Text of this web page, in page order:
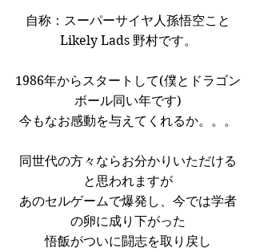
自称：スーパーサイヤ人孫悟空こと
Likely Lads 野村です。
1986年からスタートして(僕とドラゴン
ボール同い年です)
今もなお感動を与えてくれるか。。。
同世代の方々ならお分かりいただける
と思われますが
あのセルゲームで爆発し、今では学者
の卵に成り下がった
悟飯がついに闘志を取り戻し